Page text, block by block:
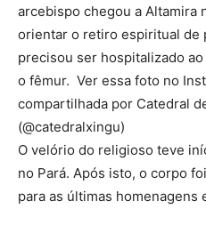
arcebispo chegou a Altamira
orientar o retiro espiritual de
precisou ser hospitalizado
o fêmur. Ver essa foto no
compartilhada por Catedral
(@catedralxingu)
O velório do religioso teve
no Pará. Após isto, o corpo
para as últimas homenagens